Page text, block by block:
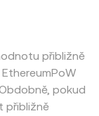
přibližně
pokud
přibližně